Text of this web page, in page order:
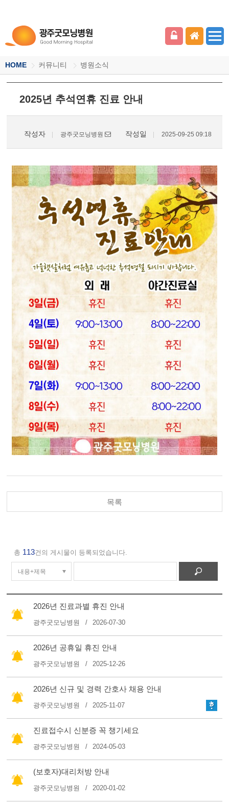
HOME 커뮤니티 병원소식
2025년 추석연휴 진료 안내
작성자 광주굿모닝병원 작성일 2025-09-25 09:18
목록
총 113건의 게시물이 등록되었습니다.
2026년 진료과별 휴진 안내
광주굿모닝병원 2026-07-30
2026년 공휴일 휴진 안내
광주굿모닝병원 2025-12-26
2026년 신규 및 경력 간호사 채용 안내
광주굿모닝병원 2025-11-07
진료접수시 신분증 꼭 챙기세요
광주굿모닝병원 2024-05-03
(보호자)대리처방 안내
광주굿모닝병원 2020-01-02